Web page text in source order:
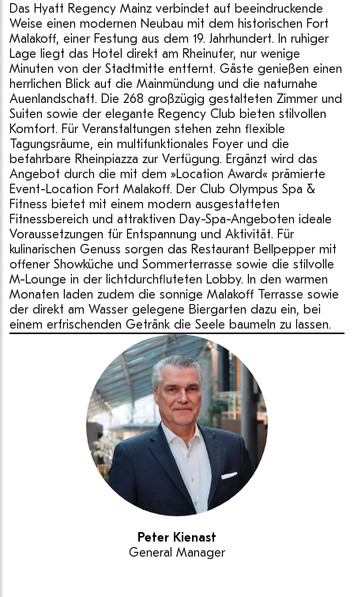
Das Hyatt Regency Mainz verbindet auf beeindruckende
Weise einen modernen Neubau mit dem historischen Fort
Malakoff, einer Festung aus dem 19. Jahrhundert. In ruhiger
Lage liegt das Hotel direkt am Rheinufer, nur wenige
Minuten von der Stadtmitte entfernt. Gäste genießen einen
herrlichen Blick auf die Mainmündung und die naturnahe
Auenlandschaft. Die 268 großzügig gestalteten Zimmer und
Suiten sowie der elegante Regency Club bieten stilvollen
Komfort. Für Veranstaltungen stehen zehn flexible
Tagungsräume, ein multifunktionales Foyer und die
befahrbare Rheinpiazza zur Verfügung. Ergänzt wird das
Angebot durch die mit dem »Location Award« prämierte
Event-Location Fort Malakoff. Der Club Olympus Spa &
Fitness bietet mit einem modern ausgestatteten
Fitnessbereich und attraktiven Day-Spa-Angeboten ideale
Voraussetzungen für Entspannung und Aktivität. Für
kulinarischen Genuss sorgen das Restaurant Bellpepper mit
offener Showküche und Sommerterrasse sowie die stilvolle
M-Lounge in der lichtdurchfluteten Lobby. In den warmen
Monaten laden zudem die sonnige Malakoff Terrasse sowie
der direkt am Wasser gelegene Biergarten dazu ein, bei
einem erfrischenden Getränk die Seele baumeln zu lassen.
Peter Kienast
General Manager